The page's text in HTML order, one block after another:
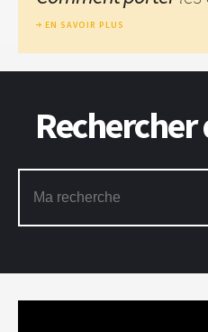
EN SAVOIR PLUS
Rechercher